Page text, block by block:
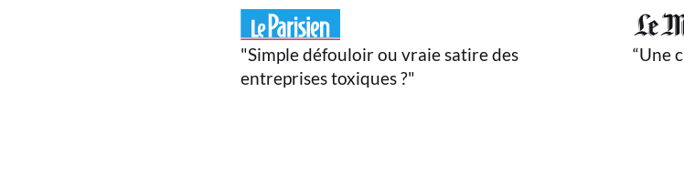
"Simple défouloir ou vraie satire des
entreprises toxiques ?"
“Une